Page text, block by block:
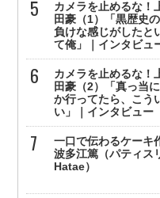
カメラを止めるな！
田豪（1）「黒歴史
負けな感じがしたと
て俺」｜インタビュ
カメラを止めるな！
田豪（2）「真っ当
か行ってたら、こう
い」｜インタビュー
一口で伝わるケーキ
波多江篤（パティ
Hatae）